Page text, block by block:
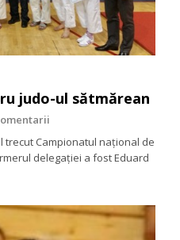
judo-ul sătmărean
trecut Campionatul național de
delegației a fost Eduard